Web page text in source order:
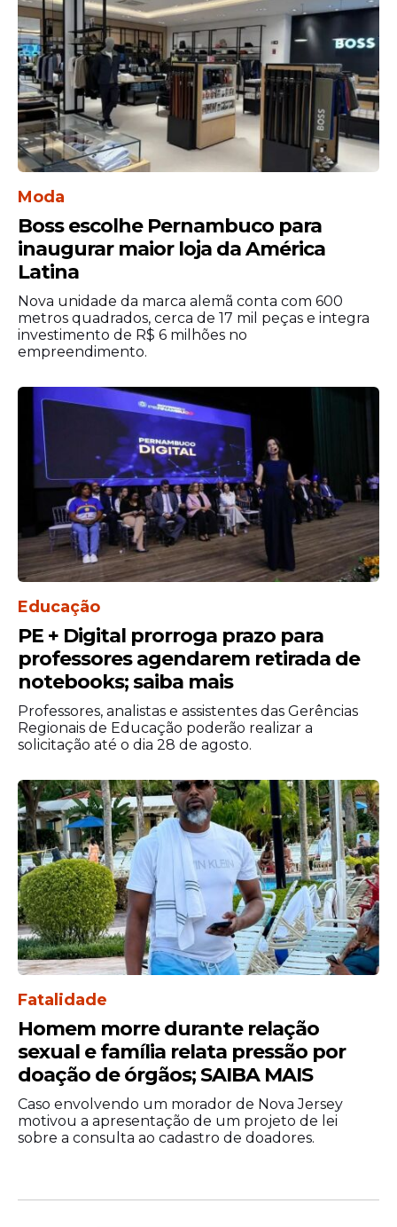
Moda
Boss escolhe Pernambuco para
inaugurar maior loja da América
Latina
Nova unidade da marca alemã conta com 600
metros quadrados, cerca de 17 mil peças e integra
investimento de R$ 6 milhões no
empreendimento.
Educação
PE + Digital prorroga prazo para
professores agendarem retirada de
notebooks; saiba mais
Professores, analistas e assistentes das Gerências
Regionais de Educação poderão realizar a
solicitação até o dia 28 de agosto.
Fatalidade
Homem morre durante relação
sexual e família relata pressão por
doação de órgãos; SAIBA MAIS
Caso envolvendo um morador de Nova Jersey
motivou a apresentação de um projeto de lei
sobre a consulta ao cadastro de doadores.